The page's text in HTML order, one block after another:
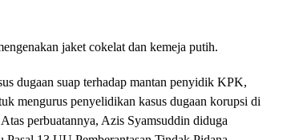
jaket cokelat dan kemeja putih.
dugaan suap terhadap mantan penyidik KPK,
mengurus penyelidikan kasus dugaan korupsi di
perbuatannya, Azis Syamsuddin diduga